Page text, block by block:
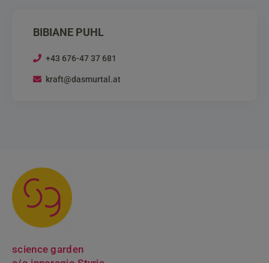
BIBIANE PUHL
+43 676-47 37 681
kraft@dasmurtal.at
science garden